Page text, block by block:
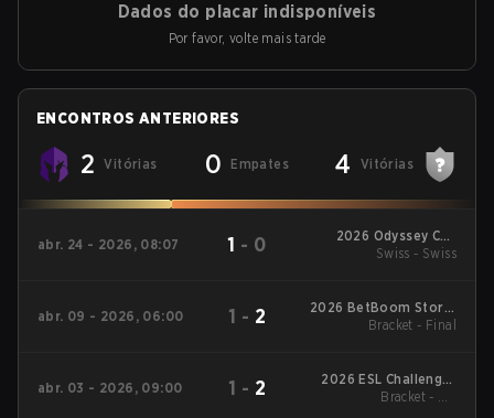
Dados do placar indisponíveis
Por favor, volte mais tarde
ENCONTROS ANTERIORES
2 Vitórias 0 Empates 4 Vitórias
abr. 24 - 2026, 08:07 1 - 0
2026 Odyssey Cup
Brazil
Swiss - Swiss
abr. 09 - 2026, 06:00 1 - 2
2026 BetBoom Storm
Season 2
Bracket - Final
abr. 03 - 2026, 09:00 1 - 2
2026 ESL Challenger
League Season 51:
Bracket - UB